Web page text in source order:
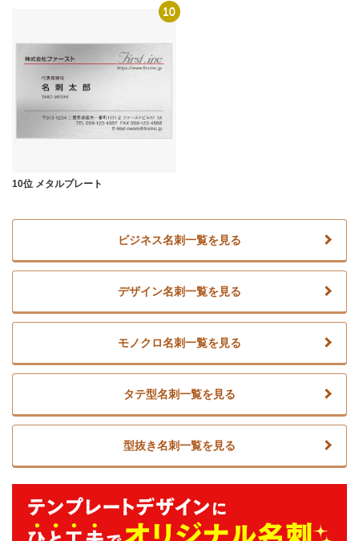
10
10位 メタルプレート
ビジネス名刺一覧を見る
デザイン名刺一覧を見る
モノクロ名刺一覧を見る
タテ型名刺一覧を見る
型抜き名刺一覧を見る